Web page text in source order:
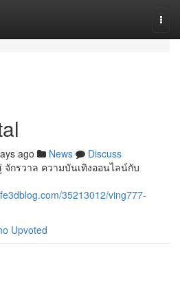
ago News
Discuss
จักรวาล ความบันเทิงออนไลน์กับ
35213012/ving777-
Upvoted